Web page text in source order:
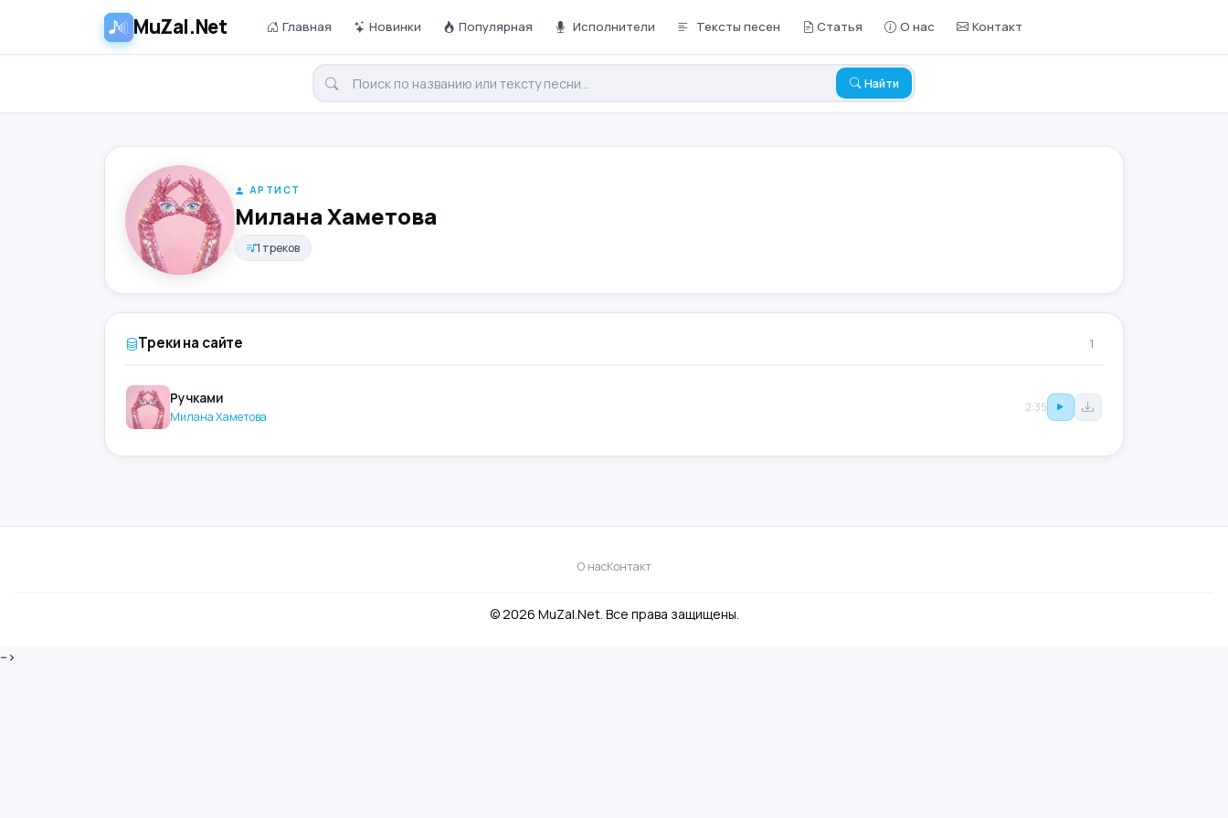
MuZal.Net Главная Новинки Популярная Исполнители Тексты песен Статья О нас Контакт
Найти
АРТИСТ
Милана Хаметова
1 треков
Треки на сайте 1
Ручками
Милана Хаметова
2:35
О насКонтакт
© 2026 MuZal.Net. Все права защищены.
-->